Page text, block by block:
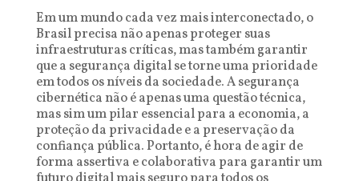
Em um mundo cada vez mais interconectado, o
Brasil precisa não apenas proteger suas
infraestruturas críticas, mas também garantir
que a segurança digital se torne uma prioridade
em todos os níveis da sociedade. A segurança
cibernética não é apenas uma questão técnica,
mas sim um pilar essencial para a economia, a
proteção da privacidade e a preservação da
confiança pública. Portanto, é hora de agir de
forma assertiva e colaborativa para garantir um